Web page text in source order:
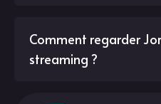
Comment regarder
streaming ?